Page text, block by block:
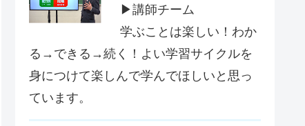
▶講師チーム
学ぶことは楽しい！わか
る→できる→続く！よい学習サイクルを
身につけて楽しんで学んでほしいと思っ
ています。